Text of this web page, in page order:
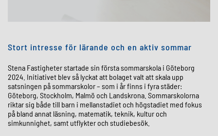
Stort intresse för lärande och en aktiv sommar
Stena Fastigheter startade sin första sommarskola i Göteborg
2024. Initiativet blev så lyckat att bolaget valt att skala upp
satsningen på sommarskolor – som i år finns i fyra städer:
Göteborg, Stockholm, Malmö och Landskrona. Sommarskolorna
riktar sig både till barn i mellanstadiet och högstadiet med fokus
på bland annat läsning, matematik, teknik, kultur och
simkunnighet, samt utflykter och studiebesök.